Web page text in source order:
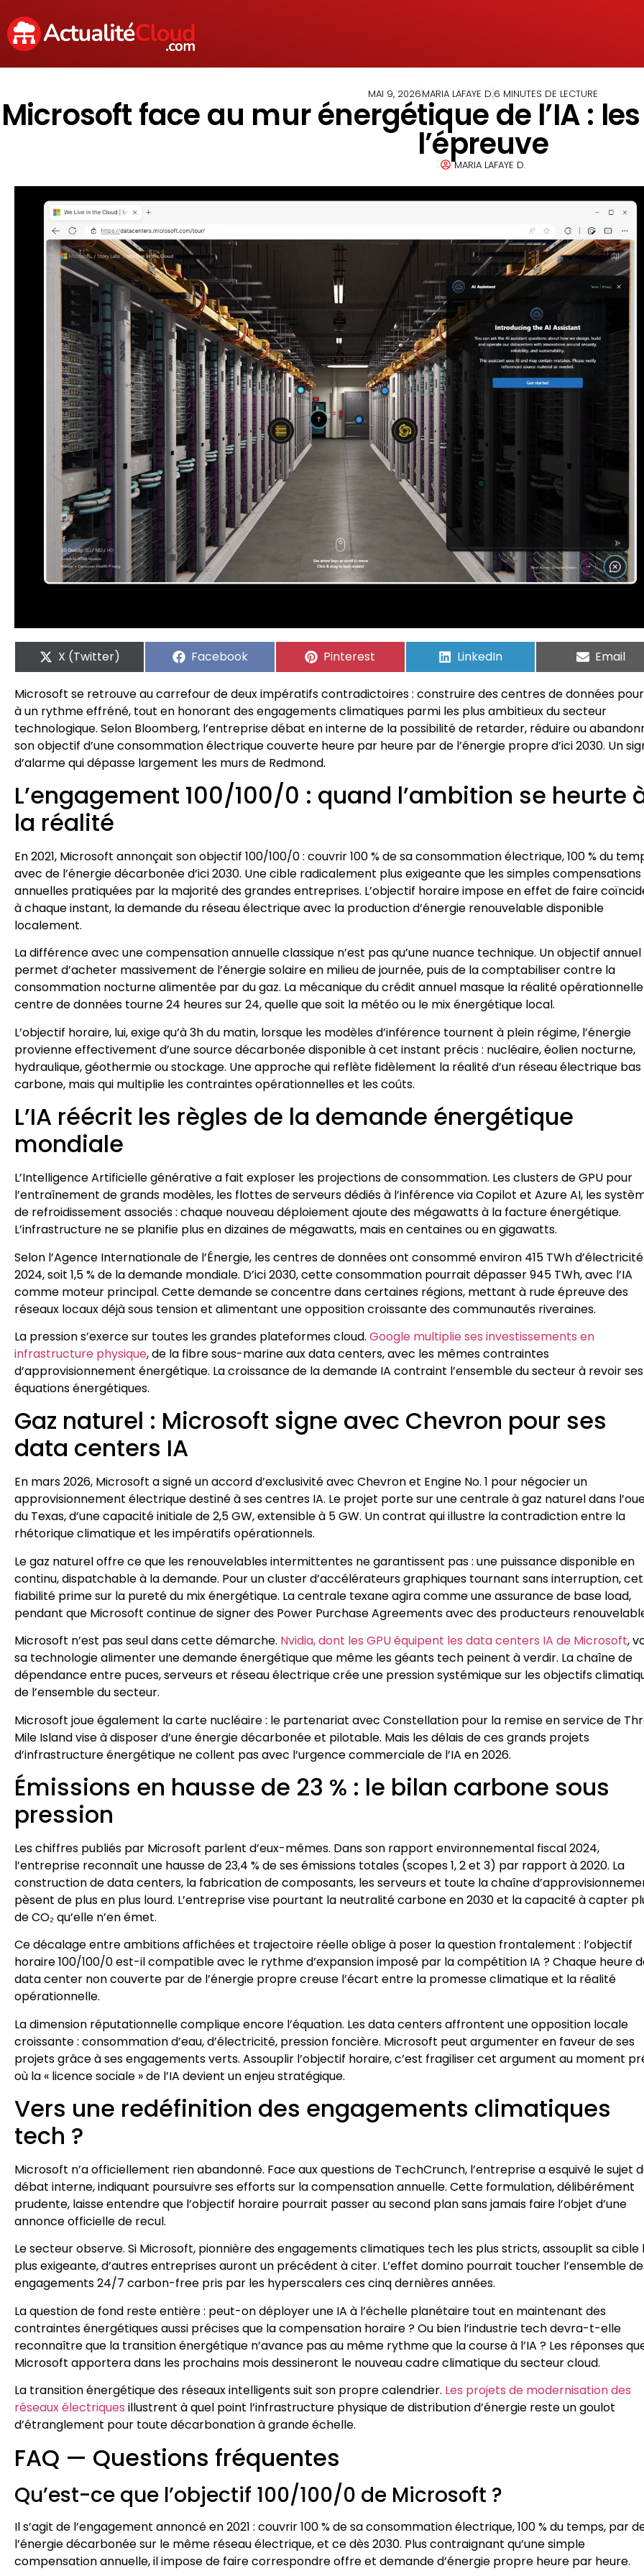
MAI 9, 2026MARIA LAFAYE D.6 MINUTES DE LECTURE
Microsoft face au mur énergétique de l’IA :
l’épreuve
MARIA LAFAYE D.
X (Twitter) Facebook Pinterest LinkedIn Email
Microsoft se retrouve au carrefour de deux impératifs contradictoires : construire des centres de données pour
à un rythme effréné, tout en honorant des engagements climatiques parmi les plus ambitieux du secteur
technologique. Selon Bloomberg, l’entreprise débat en interne de la possibilité de retarder, réduire ou
son objectif d’une consommation électrique couverte heure par heure par de l’énergie propre d’ici 2030. Un
d’alarme qui dépasse largement les murs de Redmond.
L’engagement 100/100/0 : quand l’ambition se heurte
la réalité
En 2021, Microsoft annonçait son objectif 100/100/0 : couvrir 100 % de sa consommation électrique, 100 % du
avec de l’énergie décarbonée d’ici 2030. Une cible radicalement plus exigeante que les simples compensations
annuelles pratiquées par la majorité des grandes entreprises. L’objectif horaire impose en effet de faire
à chaque instant, la demande du réseau électrique avec la production d’énergie renouvelable disponible
localement.
La différence avec une compensation annuelle classique n’est pas qu’une nuance technique. Un objectif annuel
permet d’acheter massivement de l’énergie solaire en milieu de journée, puis de la comptabiliser contre la
consommation nocturne alimentée par du gaz. La mécanique du crédit annuel masque la réalité opérationnelle
centre de données tourne 24 heures sur 24, quelle que soit la météo ou le mix énergétique local.
L’objectif horaire, lui, exige qu’à 3h du matin, lorsque les modèles d’inférence tournent à plein régime, l’énergie
provienne effectivement d’une source décarbonée disponible à cet instant précis : nucléaire, éolien nocturne,
hydraulique, géothermie ou stockage. Une approche qui reflète fidèlement la réalité d’un réseau électrique bas
carbone, mais qui multiplie les contraintes opérationnelles et les coûts.
L’IA réécrit les règles de la demande énergétique
mondiale
L’Intelligence Artificielle générative a fait exploser les projections de consommation. Les clusters de GPU pour
l’entraînement de grands modèles, les flottes de serveurs dédiés à l’inférence via Copilot et Azure AI, les
de refroidissement associés : chaque nouveau déploiement ajoute des mégawatts à la facture énergétique.
L’infrastructure ne se planifie plus en dizaines de mégawatts, mais en centaines ou en gigawatts.
Selon l’Agence Internationale de l’Énergie, les centres de données ont consommé environ 415 TWh
2024, soit 1,5 % de la demande mondiale. D’ici 2030, cette consommation pourrait dépasser 945 TWh, avec l’IA
comme moteur principal. Cette demande se concentre dans certaines régions, mettant à rude épreuve des
réseaux locaux déjà sous tension et alimentant une opposition croissante des communautés riveraines.
La pression s’exerce sur toutes les grandes plateformes cloud. Google multiplie ses investissements en
infrastructure physique, de la fibre sous-marine aux data centers, avec les mêmes contraintes
d’approvisionnement énergétique. La croissance de la demande IA contraint l’ensemble du secteur à revoir ses
équations énergétiques.
Gaz naturel : Microsoft signe avec Chevron pour ses
data centers IA
En mars 2026, Microsoft a signé un accord d’exclusivité avec Chevron et Engine No. 1 pour négocier un
approvisionnement électrique destiné à ses centres IA. Le projet porte sur une centrale à gaz naturel dans
du Texas, d’une capacité initiale de 2,5 GW, extensible à 5 GW. Un contrat qui illustre la contradiction entre la
rhétorique climatique et les impératifs opérationnels.
Le gaz naturel offre ce que les renouvelables intermittentes ne garantissent pas : une puissance disponible en
continu, dispatchable à la demande. Pour un cluster d’accélérateurs graphiques tournant sans interruption,
fiabilité prime sur la pureté du mix énergétique. La centrale texane agira comme une assurance de base load,
pendant que Microsoft continue de signer des Power Purchase Agreements avec des producteurs
Microsoft n’est pas seul dans cette démarche. Nvidia, dont les GPU équipent les data centers IA de Microsoft,
sa technologie alimenter une demande énergétique que même les géants tech peinent à verdir. La chaîne de
dépendance entre puces, serveurs et réseau électrique crée une pression systémique sur les objectifs
de l’ensemble du secteur.
Microsoft joue également la carte nucléaire : le partenariat avec Constellation pour la remise en service de
Mile Island vise à disposer d’une énergie décarbonée et pilotable. Mais les délais de ces grands projets
d’infrastructure énergétique ne collent pas avec l’urgence commerciale de l’IA en 2026.
Émissions en hausse de 23 % : le bilan carbone sous
pression
Les chiffres publiés par Microsoft parlent d’eux-mêmes. Dans son rapport environnemental fiscal 2024,
l’entreprise reconnaît une hausse de 23,4 % de ses émissions totales (scopes 1, 2 et 3) par rapport à 2020. La
construction de data centers, la fabrication de composants, les serveurs et toute la chaîne
pèsent de plus en plus lourd. L’entreprise vise pourtant la neutralité carbone en 2030 et la capacité à capter
de CO₂ qu’elle n’en émet.
Ce décalage entre ambitions affichées et trajectoire réelle oblige à poser la question frontalement : l’objectif
horaire 100/100/0 est-il compatible avec le rythme d’expansion imposé par la compétition IA ? Chaque heure
data center non couverte par de l’énergie propre creuse l’écart entre la promesse climatique et la réalité
opérationnelle.
La dimension réputationnelle complique encore l’équation. Les data centers affrontent une opposition locale
croissante : consommation d’eau, d’électricité, pression foncière. Microsoft peut argumenter en faveur de ses
projets grâce à ses engagements verts. Assouplir l’objectif horaire, c’est fragiliser cet argument au moment
où la « licence sociale » de l’IA devient un enjeu stratégique.
Vers une redéfinition des engagements climatiques
tech ?
Microsoft n’a officiellement rien abandonné. Face aux questions de TechCrunch, l’entreprise a esquivé le sujet
débat interne, indiquant poursuivre ses efforts sur la compensation annuelle. Cette formulation, délibérément
prudente, laisse entendre que l’objectif horaire pourrait passer au second plan sans jamais faire l’objet d’une
annonce officielle de recul.
Le secteur observe. Si Microsoft, pionnière des engagements climatiques tech les plus stricts, assouplit sa cible
plus exigeante, d’autres entreprises auront un précédent à citer. L’effet domino pourrait toucher l’ensemble
engagements 24/7 carbon-free pris par les hyperscalers ces cinq dernières années.
La question de fond reste entière : peut-on déployer une IA à l’échelle planétaire tout en maintenant des
contraintes énergétiques aussi précises que la compensation horaire ? Ou bien l’industrie tech devra-t-elle
reconnaître que la transition énergétique n’avance pas au même rythme que la course à l’IA ? Les réponses
Microsoft apportera dans les prochains mois dessineront le nouveau cadre climatique du secteur cloud.
La transition énergétique des réseaux intelligents suit son propre calendrier. Les projets de modernisation des
réseaux électriques illustrent à quel point l’infrastructure physique de distribution d’énergie reste un goulot
d’étranglement pour toute décarbonation à grande échelle.
FAQ — Questions fréquentes
Qu’est-ce que l’objectif 100/100/0 de Microsoft ?
Il s’agit de l’engagement annoncé en 2021 : couvrir 100 % de sa consommation électrique, 100 % du temps, par
l’énergie décarbonée sur le même réseau électrique, et ce dès 2030. Plus contraignant qu’une simple
compensation annuelle, il impose de faire correspondre offre et demande d’énergie propre heure par heure.